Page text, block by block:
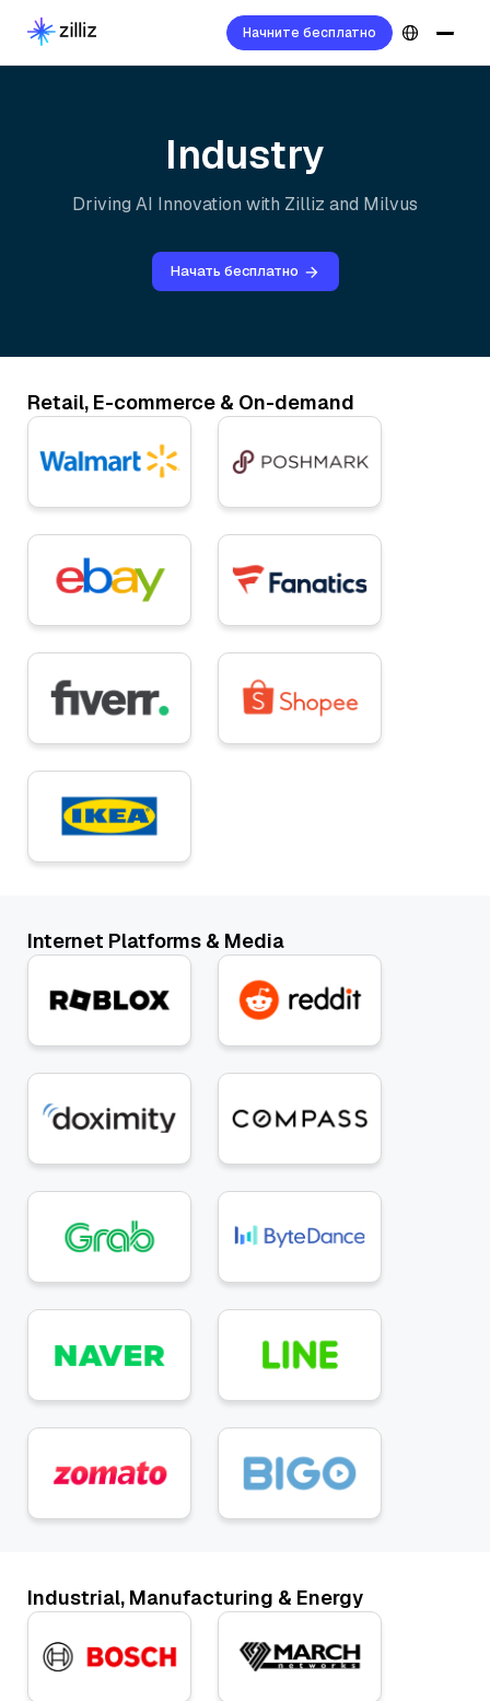
Начните бесплатно
Industry
Driving AI Innovation with Zilliz and Milvus
Начать бесплатно
Retail, E-commerce & On-demand
Internet Platforms & Media
Industrial, Manufacturing & Energy